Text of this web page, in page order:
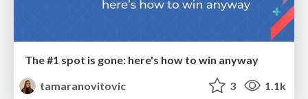
The #1 spot is gone: here's how to win anyway
tamaranovitovic
3 1.1k